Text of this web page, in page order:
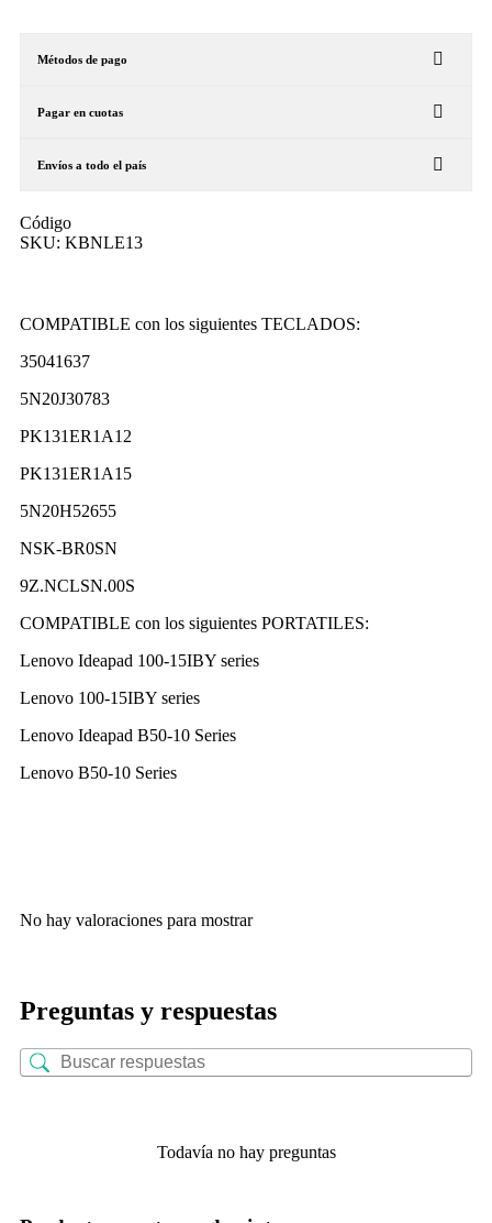
Métodos de pago
Pagar en cuotas
Envíos a todo el país
Código
SKU: KBNLE13
COMPATIBLE con los siguientes TECLADOS:
35041637
5N20J30783
PK131ER1A12
PK131ER1A15
5N20H52655
NSK-BR0SN
9Z.NCLSN.00S
COMPATIBLE con los siguientes PORTATILES:
Lenovo Ideapad 100-15IBY series
Lenovo 100-15IBY series
Lenovo Ideapad B50-10 Series
Lenovo B50-10 Series
No hay valoraciones para mostrar
Preguntas y respuestas
Todavía no hay preguntas